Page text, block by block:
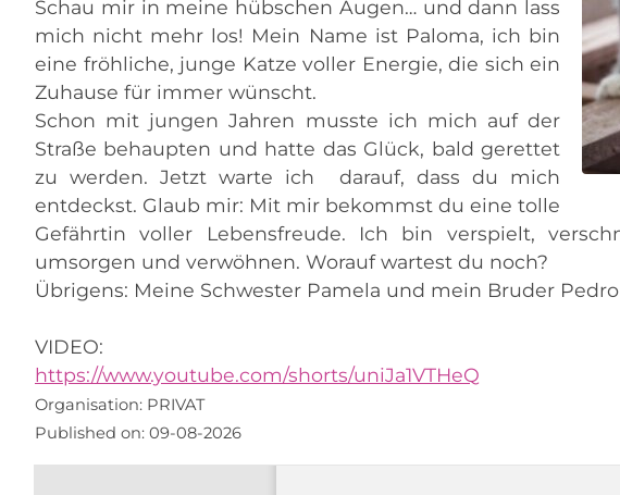
Schau mir in meine hübschen Augen… und dann lass
mich nicht mehr los! Mein Name ist Paloma, ich bin
eine fröhliche, junge Katze voller Energie, die sich ein
Zuhause für immer wünscht.
Schon mit jungen Jahren musste ich mich auf der
Straße behaupten und hatte das Glück, bald gerettet
zu werden. Jetzt warte ich darauf, dass du mich
entdeckst. Glaub mir: Mit mir bekommst du eine tolle
Gefährtin voller Lebensfreude. Ich bin verspielt,
umsorgen und verwöhnen. Worauf wartest du noch?
Übrigens: Meine Schwester Pamela und mein Bruder
VIDEO:
https://www.youtube.com/shorts/uniJa1VTHeQ
Organisation: PRIVAT
Published on: 09-08-2026